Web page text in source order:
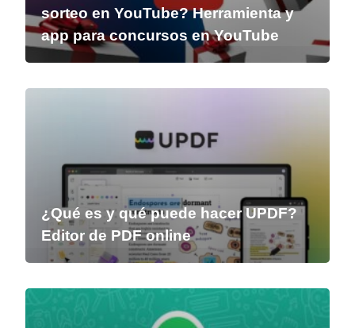
sorteo en YouTube? Herramienta y
app para concursos en YouTube
¿Qué es y qué puede hacer UPDF?
Editor de PDF online